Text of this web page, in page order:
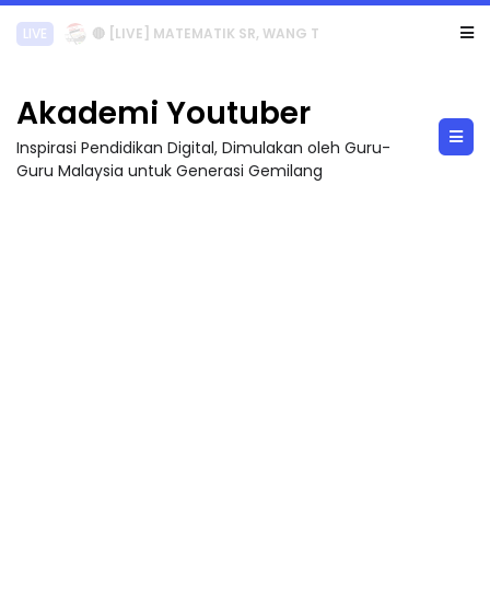
Sejarah Tingkatan 4
Akademi Youtuber
Inspirasi Pendidikan Digital, Dimulakan oleh Guru-
Guru Malaysia untuk Generasi Gemilang